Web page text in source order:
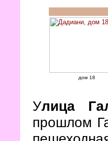
дом 18
Улица
прошлом